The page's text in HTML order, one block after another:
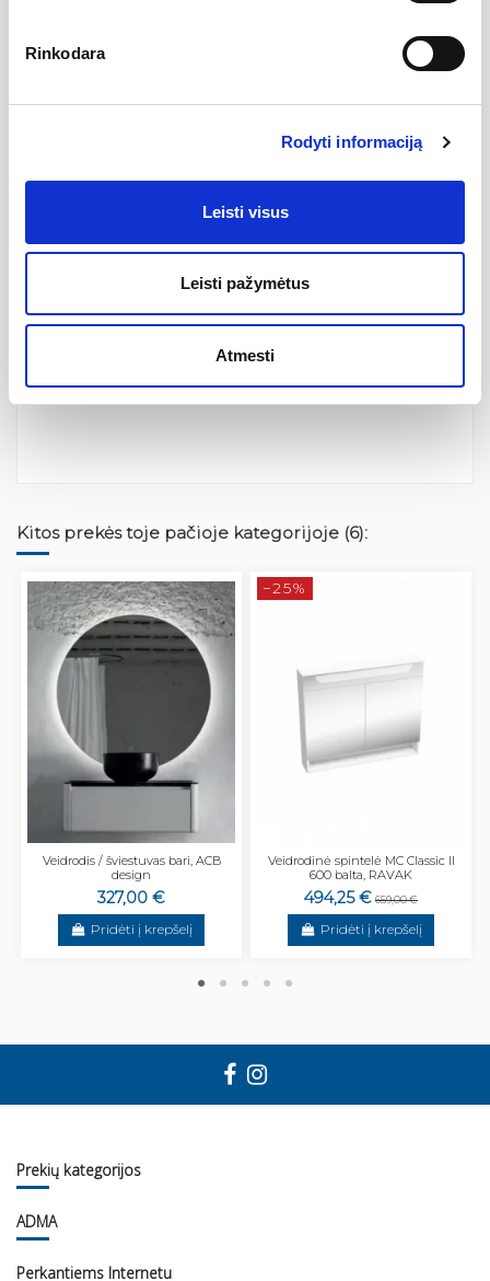
Rinkodara
Rodyti informaciją
Leisti visus
Leisti pažymėtus
Atmesti
4mm amalgama,
šviesos temperatūra 5000-5500K
Kitos prekės toje pačioje kategorijoje (6):
Veidrodis / šviestuvas bari, ACB
design
327,00 €
Pridėti į krepšelį
−25%
Veidrodinė spintelė MC Classic II
600 balta, RAVAK
494,25 € 659,00 €
Pridėti į krepšelį
Prekių kategorijos
ADMA
Perkantiems Internetu